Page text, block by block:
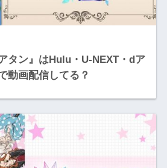
タン』はHulu・U-NEXT・dア
動画配信してる？